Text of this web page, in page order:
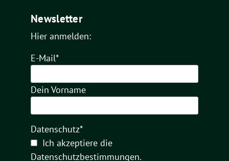
Newsletter
Hier anmelden:
E-Mail*
Dein Vorname
Datenschutz*
Ich akzeptiere die
Datenschutzbestimmungen.